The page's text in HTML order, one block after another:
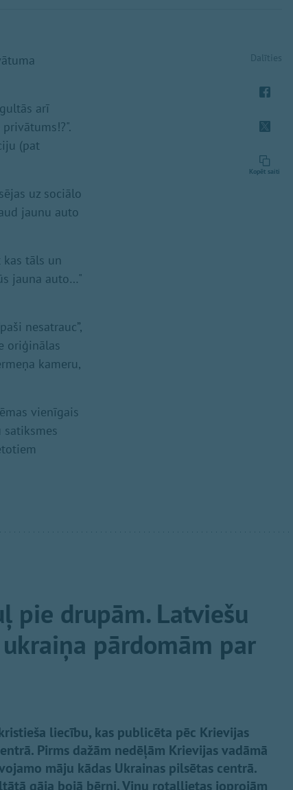
arī
(pat
uz sociālo
jaunu auto
tāls un
jauna auto…"
nesatrauc”,
oriģinālas
kameru,
vienīgais
Dalīties
Kopēt saiti
pie drupām. Latviešu
pārdomām par
liecību, kas publicēta pēc Krievijas
Pirms dažām nedēļām Krievijas vadāmā
māju kādas Ukrainas pilsētas centrā.
gāja bojā bērni. Viņu rotaļlietas joprojām